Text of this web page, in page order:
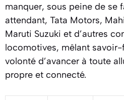
manquer, sous peine de se
attendant, Tata Motors,
Maruti Suzuki et d’autres
locomotives, mêlant
volonté d’avancer à toute
propre et connecté.